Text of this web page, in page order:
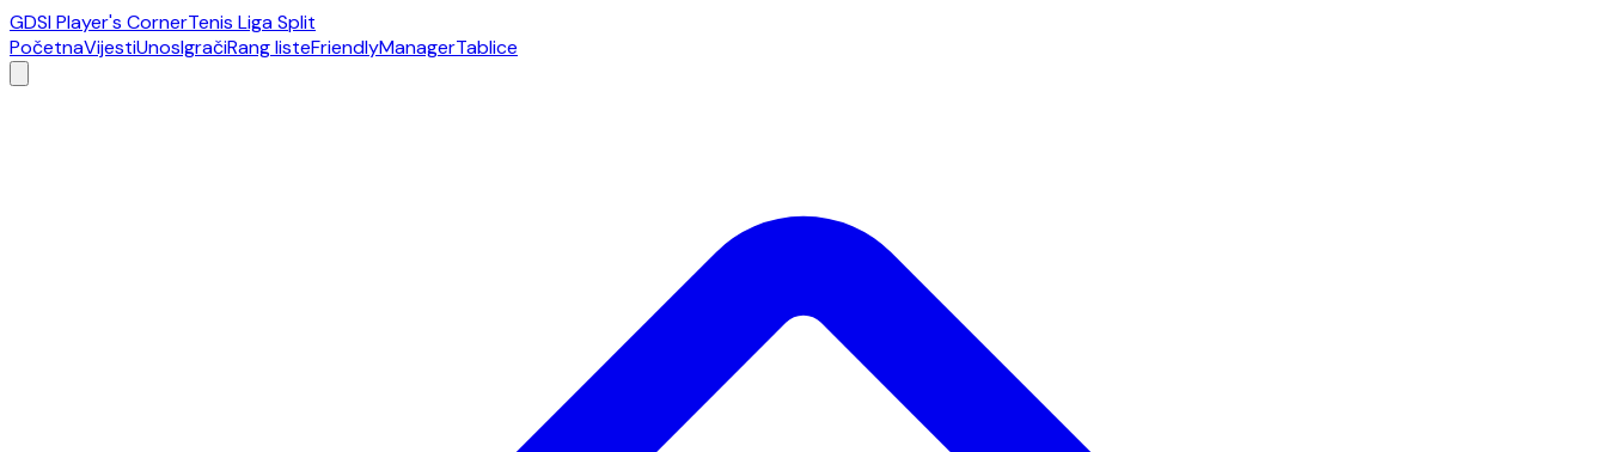
GDSI Player's CornerTenis Liga Split
PočetnaVijestiUnosIgračiRang listeFriendlyManagerTablice